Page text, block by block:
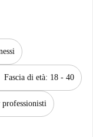
Fascia di età: 18 - 40
professionisti